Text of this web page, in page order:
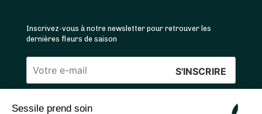
Sessile prend soin
Inscrivez-vous à notre newsletter pour retrouver les
dernières fleurs de saison
Veuillez
ce